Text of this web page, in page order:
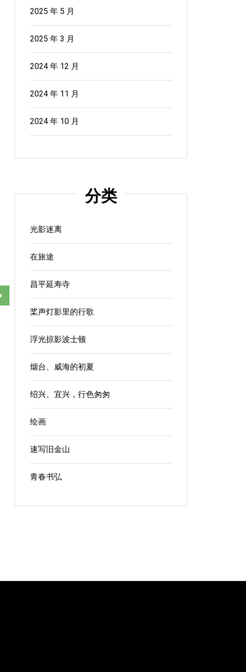
烟台、威海初夏-01
2026年6月2日
渤海与黄海交汇处，虽没有南海的碧海幼
沙，海滩...
2025 年 5 月
2025 年 3 月
2024 年 12 月
2024 年 11 月
2024 年 10 月
分类
光影迷离
在旅途
昌平延寿寺
桨声灯影里的行歌
浮光掠影波士顿
烟台、威海的初夏
绍兴、宜兴，行色匆匆
绘画
速写旧金山
青春书弘